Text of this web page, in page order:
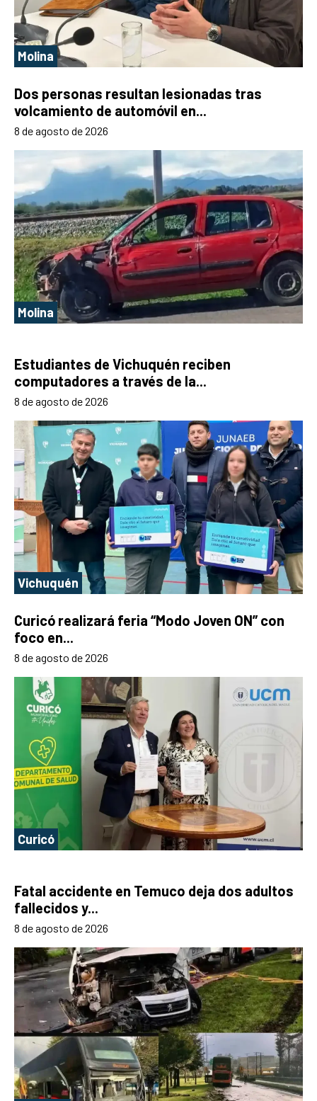
Molina
Dos personas resultan lesionadas tras
volcamiento de automóvil en...
8 de agosto de 2026
Molina
Estudiantes de Vichuquén reciben
computadores a través de la...
8 de agosto de 2026
Vichuquén
Curicó realizará feria “Modo Joven ON” con
foco en...
8 de agosto de 2026
Curicó
Fatal accidente en Temuco deja dos adultos
fallecidos y...
8 de agosto de 2026